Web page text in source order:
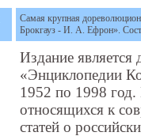
Самая крупная
Брокгауз - И. А. Ефрон».
Издание
«Энциклопедии
1952 по 1998 год.
относящихся к
статей о